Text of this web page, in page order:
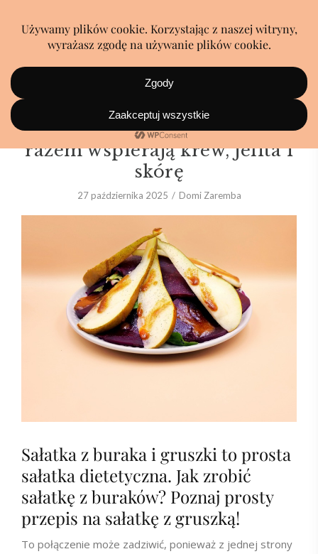
Dwa światy na talerzu, które
razem wspierają krew, jelita i
skórę
27 października 2025 Domi Zaremba
Sałatka z buraka i gruszki to prosta
sałatka dietetyczna. Jak zrobić
sałatkę z buraków? Poznaj prosty
przepis na sałatkę z gruszką!
To połączenie może zadziwić, ponieważ z jednej strony